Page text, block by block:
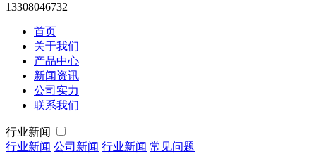
13308046732
首页
关于我们
产品中心
新闻资讯
公司实力
联系我们
行业新闻
行业新闻 公司新闻 行业新闻 常见问题